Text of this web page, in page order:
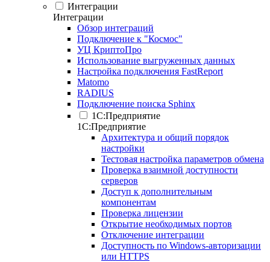
Интеграции
Интеграции
Обзор интеграций
Подключение к "Космос"
УЦ КриптоПро
Использование выгруженных данных
Настройка подключения FastReport
Matomo
RADIUS
Подключение поиска Sphinx
1С:Предприятие
1С:Предприятие
Архитектура и общий порядок
настройки
Тестовая настройка параметров обмена
Проверка взаимной доступности
серверов
Доступ к дополнительным
компонентам
Проверка лицензии
Открытие необходимых портов
Отключение интеграции
Доступность по Windows-авторизации
или HTTPS